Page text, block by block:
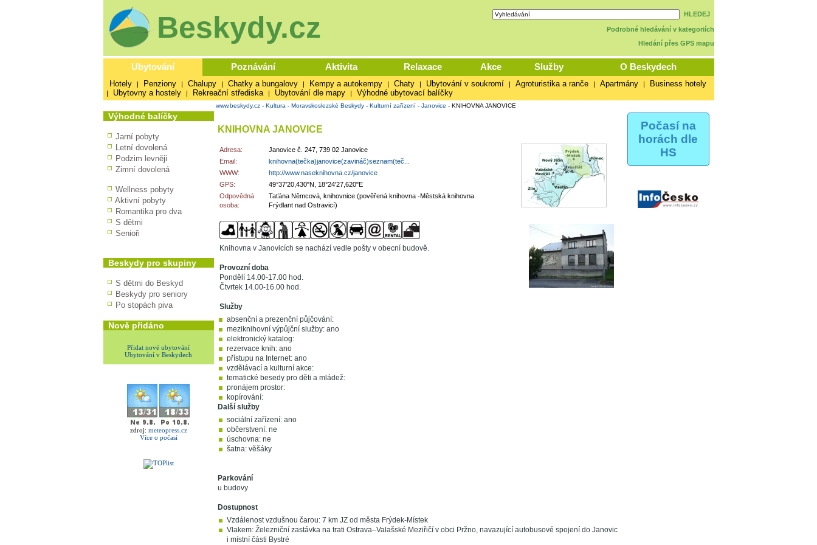
Beskydy.cz HLEDEJ
Podrobné hledávání v kategoriích
Hledání přes GPS mapu
Ubytování Poznávání Aktivita Relaxace Akce Služby O Beskydech
Hotely | Penziony | Chalupy | Chatky a bungalovy | Kempy a autokempy | Chaty | Ubytování v soukromí | Agroturistika a ranče | Apartmány | Business hotely
| Ubytovny a hostely | Rekreační střediska | Ubytování dle mapy | Výhodné ubytovací balíčky
Výhodné balíčky
Jarní pobyty
Letní dovolená
Podzim levněji
Zimní dovolená
Wellness pobyty
Aktivní pobyty
Romantika pro dva
S dětmi
Senioři
Beskydy pro skupiny
S dětmi do Beskyd
Beskydy pro seniory
Po stopách piva
Nově přidáno
Přidat nové ubytování
Ubytování v Beskydech
zdroj: meteopress.cz
Více o počasí
www.beskydy.cz- Kultura - Moravskoslezské Beskydy- Kulturní zařízení- Janovice - KNIHOVNA JANOVICE
KNIHOVNA JANOVICE
Adresa:
Janovice č. 247, 739 02 Janovice
Email:
knihovna(tečka)janovice(zavináč)seznam(teč...
WWW:
http://www.naseknihovna.cz/janovice
GPS:
49°37'20,430"N, 18°24'27,620"E
Odpovědná
osoba:
Taťána Němcová, knihovnice (pověřená knihovna -Městská knihovna
Frýdlant nad Ostravicí)
Knihovna v Janovicích se nachází vedle pošty v obecní budově.
Provozní doba
Pondělí 14.00-17.00 hod.
Čtvrtek 14.00-16.00 hod.
Služby
absenční a prezenční půjčování:
meziknihovní výpůjční služby: ano
elektronický katalog:
rezervace knih: ano
přístupu na Internet: ano
vzdělávací a kulturní akce:
tematické besedy pro děti a mládež:
pronájem prostor:
kopírování:
Další služby
sociální zařízení: ano
občerstvení: ne
úschovna: ne
šatna: věšáky
Parkování
u budovy
Dostupnost
Vzdálenost vzdušnou čarou: 7 km JZ od města Frýdek-Místek
Vlakem: Železniční zastávka na trati Ostrava–Valašské Meziřičí v obci Pržno, navazující autobusové spojení do Janovic
i místní části Bystré
Počasí na
horách dle
HS